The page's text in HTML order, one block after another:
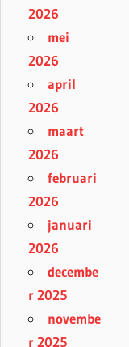
2026
mei
2026
april
2026
maart
2026
februari
2026
januari
2026
decembe
r 2025
novembe
r 2025